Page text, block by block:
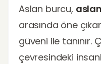
Aslan burcu,
arasında öne
güveni ile tanınır.
çevresindeki